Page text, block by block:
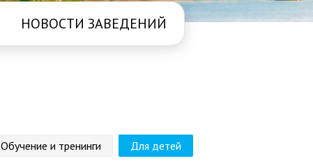
НОВОСТИ ЗАВЕДЕНИЙ
Обучение и тренинги Для детей